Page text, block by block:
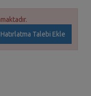
Hatırlatma Talebi Ekle